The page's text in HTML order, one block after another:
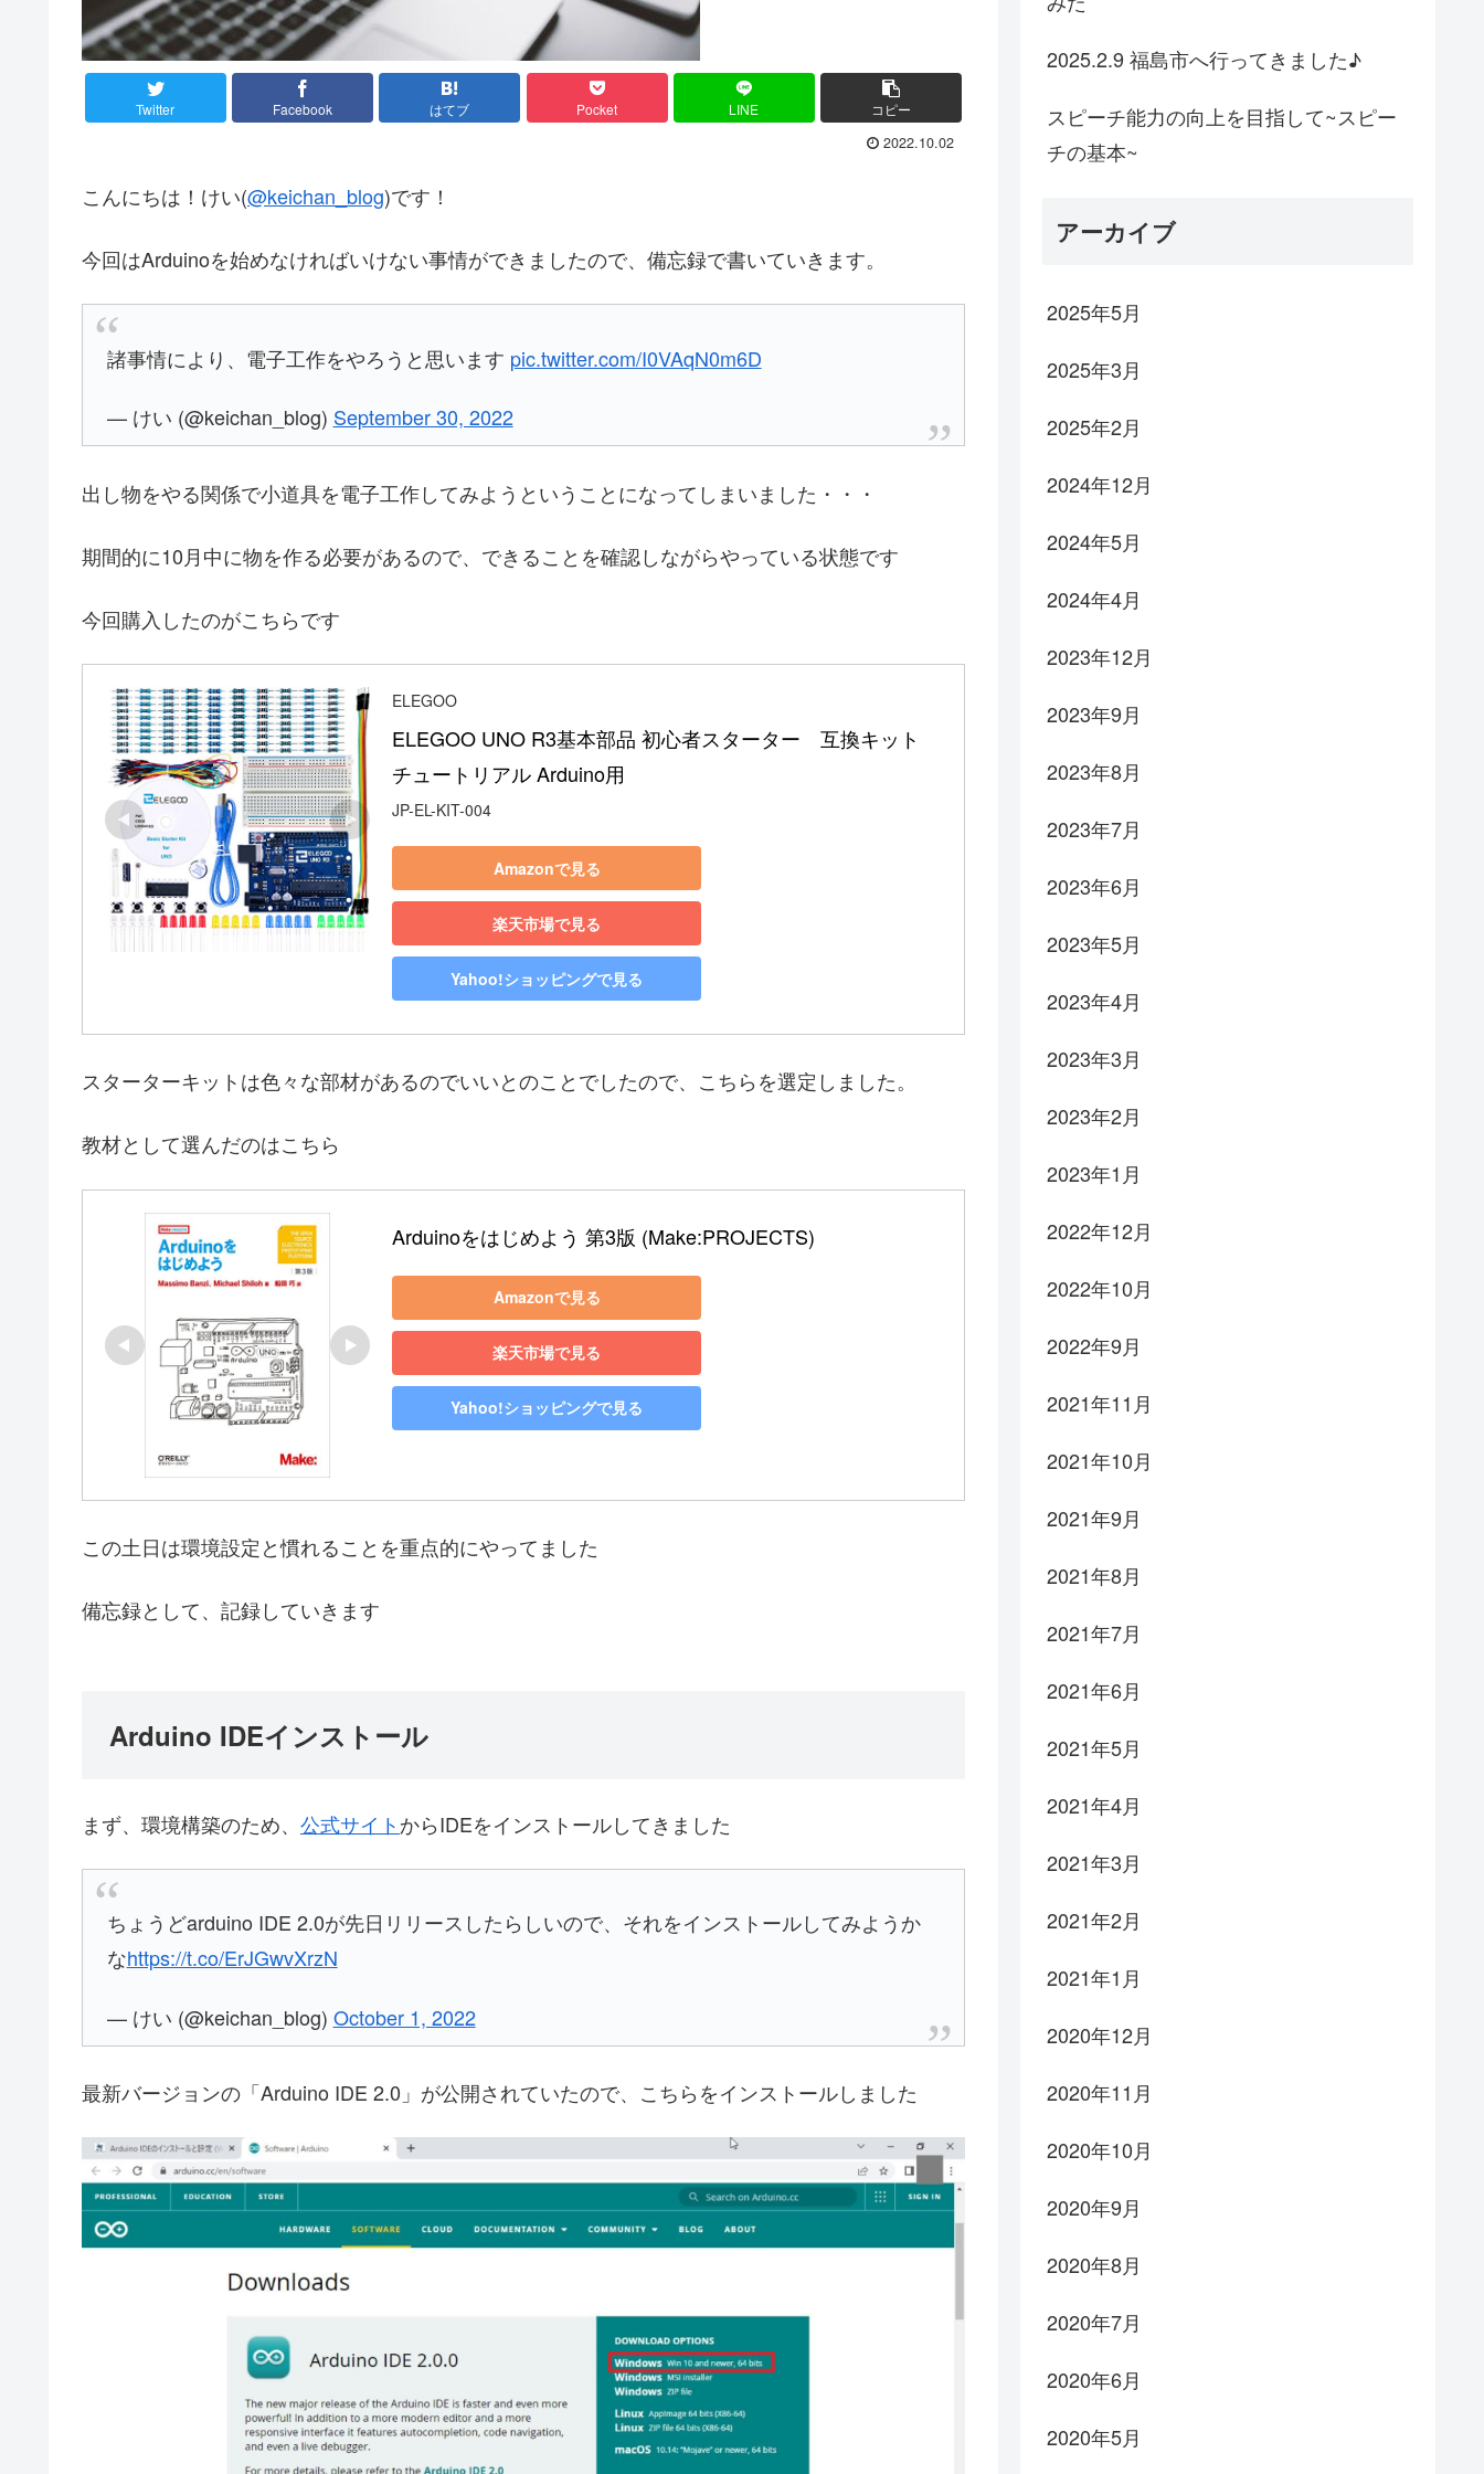
Twitter Facebook はてブ Pocket LINE コピー
2022.10.02
こんにちは！けい(@keichan_blog)です！
今回はArduinoを始めなければいけない事情ができましたので、備忘録で書いていきます。
諸事情により、電子工作をやろうと思います pic.twitter.com/I0VAqN0m6D
— けい (@keichan_blog) September 30, 2022
出し物をやる関係で小道具を電子工作してみようということになってしまいました・・・
期間的に10月中に物を作る必要があるので、できることを確認しながらやっている状態です
今回購入したのがこちらです
ELEGOO
ELEGOO UNO R3基本部品 初心者スターター　互換キット
チュートリアル Arduino用
JP-EL-KIT-004
Amazonで見る
楽天市場で見る
Yahoo!ショッピングで見る
スターターキットは色々な部材があるのでいいとのことでしたので、こちらを選定しました。
教材として選んだのはこちら
Arduinoをはじめよう 第3版 (Make:PROJECTS)
Amazonで見る
楽天市場で見る
Yahoo!ショッピングで見る
この土日は環境設定と慣れることを重点的にやってました
備忘録として、記録していきます
Arduino IDEインストール
まず、環境構築のため、 公式サイトからIDEをインストールしてきました
ちょうどarduino IDE 2.0が先日リリースしたらしいので、それをインストールしてみようか
なhttps://t.co/ErJGwvXrzN
— けい (@keichan_blog) October 1, 2022
最新バージョンの「Arduino IDE 2.0」が公開されていたので、こちらをインストールしました
2025.2.9 福島市へ行ってきました♪
スピーチ能力の向上を目指して~スピー
チの基本~
アーカイブ
2025年5月
2025年3月
2025年2月
2024年12月
2024年5月
2024年4月
2023年12月
2023年9月
2023年8月
2023年7月
2023年6月
2023年5月
2023年4月
2023年3月
2023年2月
2023年1月
2022年12月
2022年10月
2022年9月
2021年11月
2021年10月
2021年9月
2021年8月
2021年7月
2021年6月
2021年5月
2021年4月
2021年3月
2021年2月
2021年1月
2020年12月
2020年11月
2020年10月
2020年9月
2020年8月
2020年7月
2020年6月
2020年5月